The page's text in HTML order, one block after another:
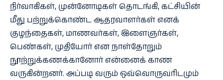
நிர்வாகிகள், முன்னோடிகள் தொடங்கி, கட்சியின்
மீது பற்றுக்கொண்ட ஆதரவாளர்கள் எனக்
குழந்தைகள், மாணவர்கள், இளைஞர்கள்,
பெண்கள், முதியோர் என நாள்தோறும்
நூற்றுக்கணக்கானோர் என்னைக் காண
வருகின்றனர். அப்படி வரும் ஒவ்வொருவரிடமும்